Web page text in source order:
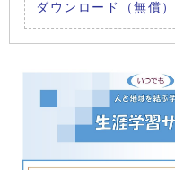
ダウンロード（無償